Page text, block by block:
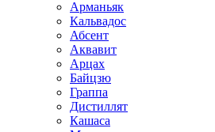
Арманьяк
Кальвадос
Абсент
Аквавит
Арцах
Байцзю
Граппа
Дистиллят
Кашаса